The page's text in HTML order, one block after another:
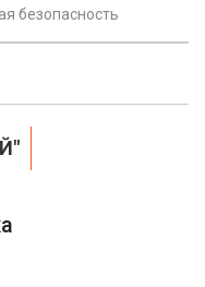
безопасность